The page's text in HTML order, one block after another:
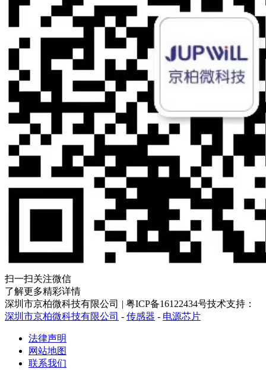
扫一扫关注微信
了解更多精彩详情
深圳市京柏微科技有限公司 | 粤ICP备16122434号技术支持：
深圳市京柏微科技有限公司 - 传感器 - 电源芯片
法律声明
网站地图
联系我们